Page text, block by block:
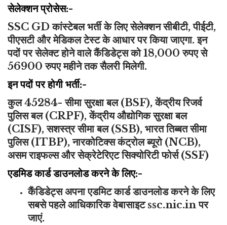
सेलेक्शन प्रोसेस:-
SSC GD कांस्टेबल भर्ती के लिए सेलेक्शन सीबीटी, पीईटी,
पीएसटी और मेडिकल टेस्ट के आधार पर किया जाएगा. इन
पदों पर सेलेक्ट होने वाले कैंडिडेट्स को 18,000 रुपए से
56900 रुपए महीने तक सैलरी मिलेगी.
इन पदों पर होगी भर्ती:-
कुल 45284- सीमा सुरक्षा बल (BSF), केंद्रीय रिजर्व
पुलिस बल (CRPF), केंद्रीय औद्योगिक सुरक्षा बल
(CISF), सशस्त्र सीमा बल (SSB), भारत तिब्बत सीमा
पुलिस (ITBP), नारकोटिक्स कंट्रोल ब्यूरो (NCB),
असम राइफल्स और सेक्रेटेरिएट सिक्योरिटी फोर्स (SSF)
एडमिड कार्ड डाउनलोड करने के लिए:-
कैंडिडेट्स अपना एडमिट कार्ड डाउनलोड करने के लिए
सबसे पहले आधिकारिक वेबासाइट ssc.nic.in पर
जाएं.